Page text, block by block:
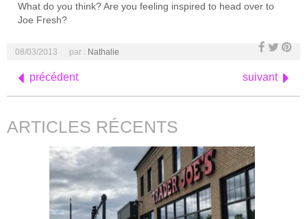
What do you think? Are you feeling inspired to head over to
Joe Fresh?
08/03/2013 par : Nathalie
précédent suivant
ARTICLES RÉCENTS